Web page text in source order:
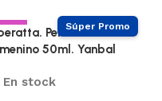
CALIENTE
Perfume
50ml. Yanbal
En stock